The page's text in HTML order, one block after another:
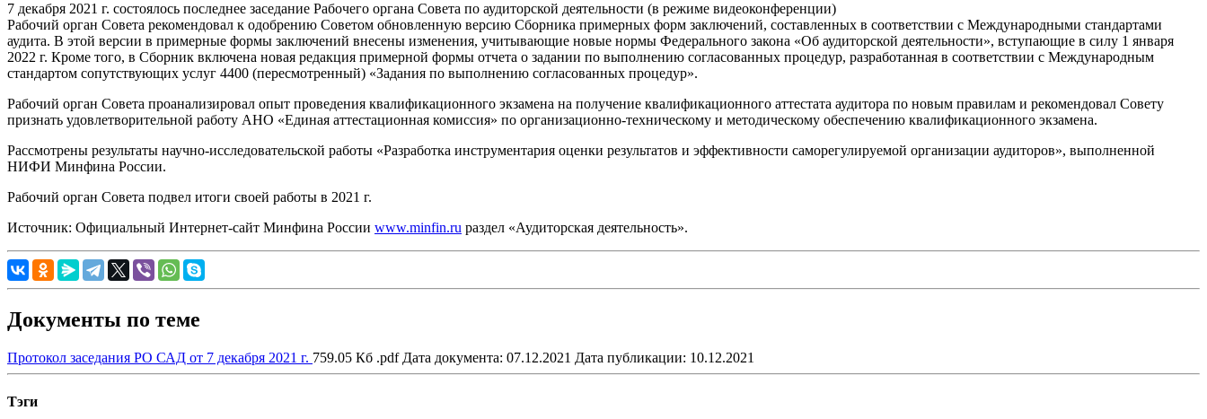
7 декабря 2021 г. состоялось последнее заседание Рабочего органа Совета по аудиторской деятельности (в режиме видеоконференции)
Рабочий орган Совета рекомендовал к одобрению Советом обновленную версию Сборника примерных форм заключений, составленных в соответствии с Международными стандартами
аудита. В этой версии в примерные формы заключений внесены изменения, учитывающие новые нормы Федерального закона «Об аудиторской деятельности», вступающие в силу 1 января
2022 г. Кроме того, в Сборник включена новая редакция примерной формы отчета о задании по выполнению согласованных процедур, разработанная в соответствии с Международным
стандартом сопутствующих услуг 4400 (пересмотренный) «Задания по выполнению согласованных процедур».
Рабочий орган Совета проанализировал опыт проведения квалификационного экзамена на получение квалификационного аттестата аудитора по новым правилам и рекомендовал Совету
признать удовлетворительной работу АНО «Единая аттестационная комиссия» по организационно-техническому и методическому обеспечению квалификационного экзамена.
Рассмотрены результаты научно-исследовательской работы «Разработка инструментария оценки результатов и эффективности саморегулируемой организации аудиторов», выполненной
НИФИ Минфина России.
Рабочий орган Совета подвел итоги своей работы в 2021 г.
Источник: Официальный Интернет-сайт Минфина России www.minfin.ru раздел «Аудиторская деятельность».
Документы по теме
Протокол заседания РО САД от 7 декабря 2021 г. 759.05 Кб .pdf Дата документа: 07.12.2021 Дата публикации: 10.12.2021
Тэги